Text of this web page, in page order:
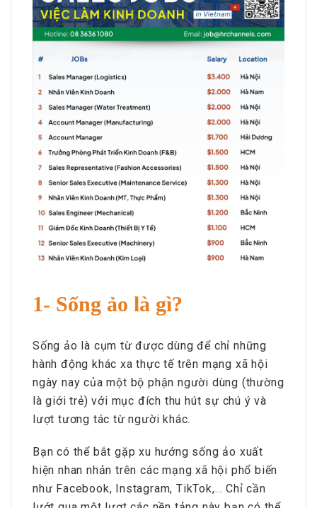
1- Sống ảo là gì?
Sống ảo là cụm từ được dùng để chỉ những
hành động khác xa thực tế trên mạng xã hội
ngày nay của một bộ phận người dùng (thường
là giới trẻ) với mục đích thu hút sự chú ý và
lượt tương tác từ người khác.
Bạn có thể bắt gặp xu hướng sống ảo xuất
hiện nhan nhản trên các mạng xã hội phổ biến
như Facebook, Instagram, TikTok,… Chỉ cần